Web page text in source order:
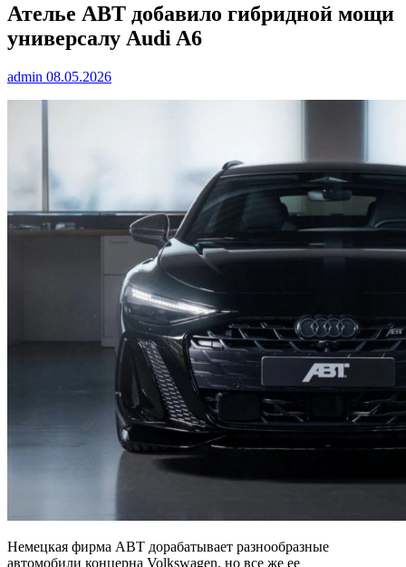
Ателье ABT добавило гибридной мощи
универсалу Audi A6
admin 08.05.2026
Немецкая фирма ABT дорабатывает разнообразные
автомобили концерна Volkswagen, но все же ее